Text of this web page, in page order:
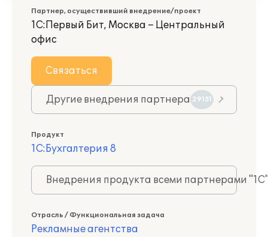
Партнер, осуществивший внедрение/проект
1С:Первый Бит, Москва – Центральный
офис
Связаться
Другие внедрения партнера 29151
Продукт
1С:Бухгалтерия 8
Внедрения продукта всеми партнерами
Отрасль / Функциональная задача
Рекламные агентства